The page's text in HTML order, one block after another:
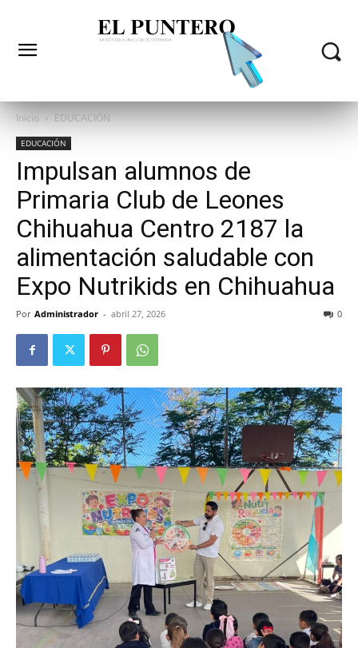
Inicio EDUCACIÓN
EDUCACIÓN
Impulsan alumnos de
Primaria Club de Leones
Chihuahua Centro 2187 la
alimentación saludable con
Expo Nutrikids en Chihuahua
Por Administrador - abril 27, 2026 0